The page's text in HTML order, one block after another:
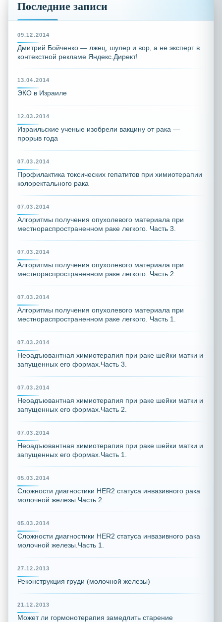
Последние записи
09.12.2014
Дмитрий Бойченко — лжец, шулер и вор, а не эксперт в
контекстной рекламе Яндекс.Директ!
13.04.2014
ЭКО в Израиле
12.03.2014
Израильские ученые изобрели вакцину от рака —
прорыв года
07.03.2014
Профилактика токсических гепатитов при химиотерапии
колоректального рака
07.03.2014
Алгоритмы получения опухолевого материала при
местнораспространенном раке легкого. Часть 3.
07.03.2014
Алгоритмы получения опухолевого материала при
местнораспространенном раке легкого. Часть 2.
07.03.2014
Алгоритмы получения опухолевого материала при
местнораспространенном раке легкого. Часть 1.
07.03.2014
Неоадъювантная химиотерапия при раке шейки матки и
запущенных его формах.Часть 3.
07.03.2014
Неоадъювантная химиотерапия при раке шейки матки и
запущенных его формах.Часть 2.
07.03.2014
Неоадъювантная химиотерапия при раке шейки матки и
запущенных его формах.Часть 1.
05.03.2014
Сложности диагностики HER2 статуса инвазивного рака
молочной железы.Часть 2.
05.03.2014
Сложности диагностики HER2 статуса инвазивного рака
молочной железы.Часть 1.
27.12.2013
Реконструкция груди (молочной железы)
21.12.2013
Может ли гормонотерапия замедлить старение